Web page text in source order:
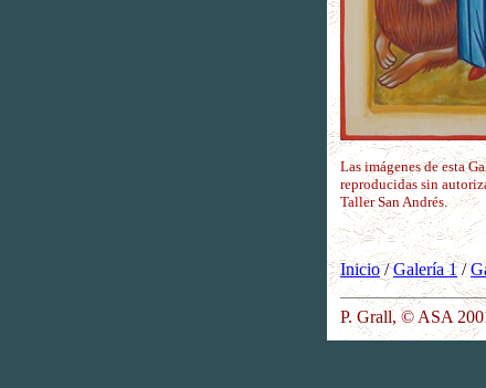
Las imágenes de esta
reproducidas sin
Taller San Andrés.
Inicio/Galería 1/
P. Grall, © ASA